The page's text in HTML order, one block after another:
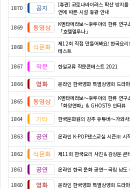
1870
[휴관] 코로나바이러스 확산 방지
언에 따른 시설 휴관 안내
1869
K엔타메라보～후루야의 한류 연구
「호텔델루나」
1868
제12회 직접 만들어봐요! 한국요
테스트
1867 한일교류 작문콘테스트 2021
1866
온라인 한국영화 특별상영회 드라
1865
K엔타메라보～후루야의 한류 연구
「화양연화」& GHOST9 인터뷰
1864 한국문화원의 강추 유튜버～가와
1863 온라인 K-POP댄스교실 시즌Ⅲ 시
1862
제11회 한국요리 사진＆감상문 콘
1861 온라인 한국 문화 공연－국립 남도
1860 온라인 한국영화 특별상영회 드라